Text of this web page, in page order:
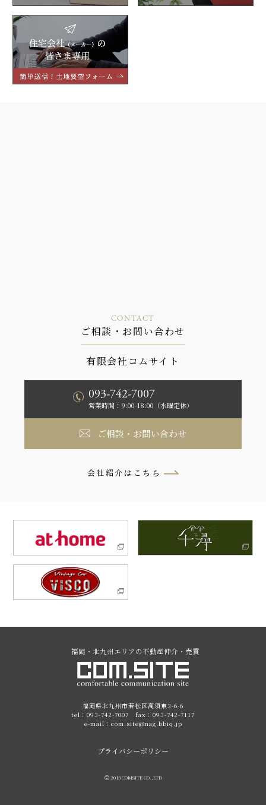
CONTACT
ご相談・お問い合わせ
有限会社コムサイト
093-742-7007
営業時間：9:00-18:00（水曜定休）
ご相談・お問い合わせ
会社紹介はこちら
福岡・北九州エリアの不動産仲介・売買
福岡県北九州市若松区高須東3-6-6
tel：093-742-7007 fax：093-742-7117
e-mail：com.site@nag.bbiq.jp
プライバシーポリシー
Ⓒ 2013 COMSITE CO.,LTD